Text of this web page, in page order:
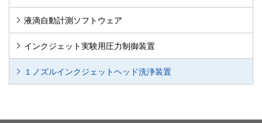
液滴自動計測ソフトウェア
インクジェット実験用圧力制御装置
１ノズルインクジェットヘッド洗浄装置